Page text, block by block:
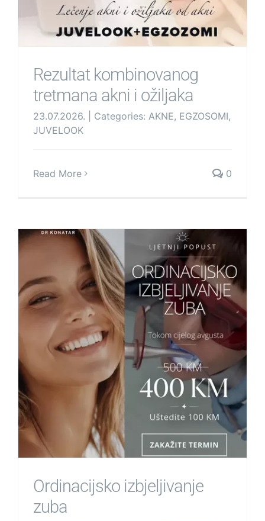
Rezultat kombinovanog
tretmana akni i ožiljaka
23.07.2026. Categories: AKNE, EGZOSOMI,
JUVELOOK
Read More 0
Ordinacijsko izbjeljivanje
zuba